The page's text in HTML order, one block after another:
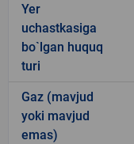
Yer
uchastkasiga
bo`lgan huquq
turi
Gaz (mavjud
yoki mavjud
emas)